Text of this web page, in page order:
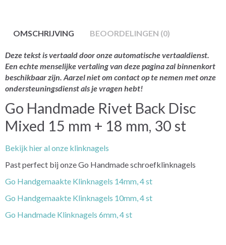
OMSCHRIJVING BEOORDELINGEN (0)
Deze tekst is vertaald door onze automatische vertaaldienst.
Een echte menselijke vertaling van deze pagina zal binnenkort
beschikbaar zijn. Aarzel niet om contact op te nemen met onze
ondersteuningsdienst als je vragen hebt!
Go Handmade Rivet Back Disc
Mixed 15 mm + 18 mm, 30 st
Bekijk hier al onze klinknagels
Past perfect bij onze Go Handmade schroefklinknagels
Go Handgemaakte Klinknagels 14mm, 4 st
Go Handgemaakte Klinknagels 10mm, 4 st
Go Handmade Klinknagels 6mm, 4 st